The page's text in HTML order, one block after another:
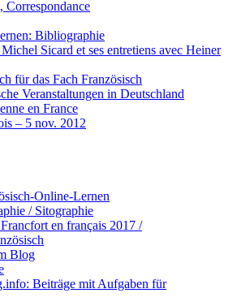
Correspondance
Bibliographie
Sicard et ses entretiens avec Heiner
für das Fach Französisch
Veranstaltungen in Deutschland
en France
– 5 nov. 2012
Online-Lernen
/ Sitographie
en français 2017 /
Blog
Beiträge mit Aufgaben für